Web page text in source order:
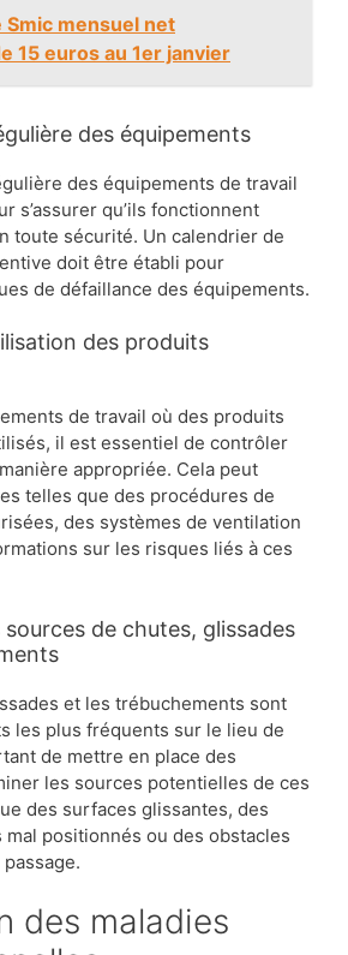
Smic mensuel net
15 euros au 1er janvier
des équipements
des équipements de travail
s’assurer qu’ils fonctionnent
toute sécurité. Un calendrier de
doit être établi pour
de défaillance des équipements.
de travail où des produits
il est essentiel de contrôler
appropriée. Cela peut
telles que des procédures de
des systèmes de ventilation
sur les risques liés à ces
et les trébuchements sont
les plus fréquents sur le lieu de
de mettre en place des
les sources potentielles de ces
des surfaces glissantes, des
positionnés ou des obstacles